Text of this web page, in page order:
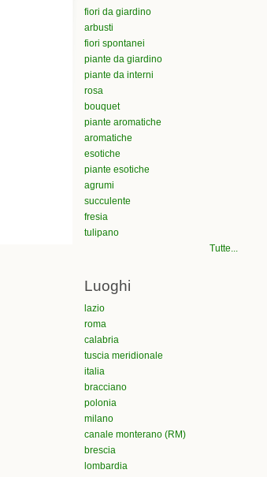
fiori da giardino
arbusti
fiori spontanei
piante da giardino
piante da interni
rosa
bouquet
piante aromatiche
aromatiche
esotiche
piante esotiche
agrumi
succulente
fresia
tulipano
Tutte...
Luoghi
lazio
roma
calabria
tuscia meridionale
italia
bracciano
polonia
milano
canale monterano (RM)
brescia
lombardia